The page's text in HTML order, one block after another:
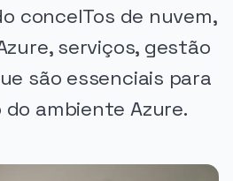
conceITos de nuvem,
serviços, gestão
são essenciais para
ambiente Azure.